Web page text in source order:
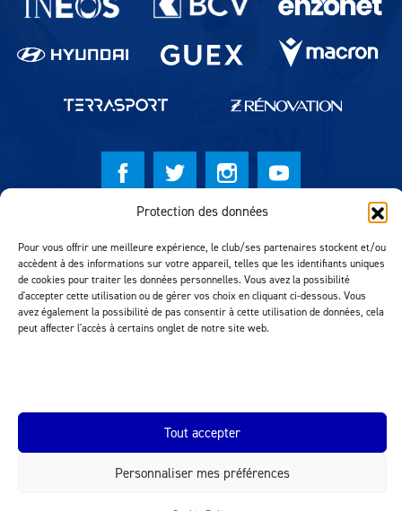
Protection des données
Pour vous offrir une meilleure expérience, le club/ses partenaires stockent et/ou
accèdent à des informations sur votre appareil, telles que les identifiants uniques
de cookies pour traiter les données personnelles. Vous avez la possibilité
d'accepter cette utilisation ou de gérer vos choix en cliquant ci-dessous. Vous
avez également la possibilité de pas consentir à cette utilisation de données, cela
peut affecter l'accès à certains onglet de notre site web.
Tout accepter
Personnaliser mes préférences
Réalisation MTM Agency